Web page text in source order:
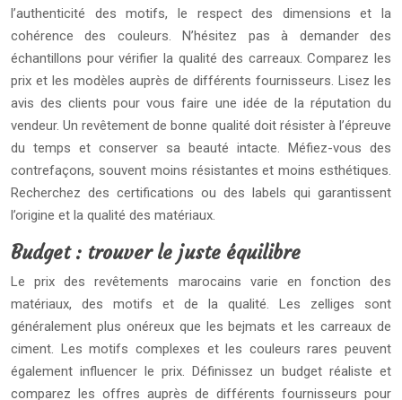
l’authenticité des motifs, le respect des dimensions et la
cohérence des couleurs. N’hésitez pas à demander des
échantillons pour vérifier la qualité des carreaux. Comparez les
prix et les modèles auprès de différents fournisseurs. Lisez les
avis des clients pour vous faire une idée de la réputation du
vendeur. Un revêtement de bonne qualité doit résister à l’épreuve
du temps et conserver sa beauté intacte. Méfiez-vous des
contrefaçons, souvent moins résistantes et moins esthétiques.
Recherchez des certifications ou des labels qui garantissent
l’origine et la qualité des matériaux.
Budget : trouver le juste équilibre
Le prix des revêtements marocains varie en fonction des
matériaux, des motifs et de la qualité. Les zelliges sont
généralement plus onéreux que les bejmats et les carreaux de
ciment. Les motifs complexes et les couleurs rares peuvent
également influencer le prix. Définissez un budget réaliste et
comparez les offres auprès de différents fournisseurs pour